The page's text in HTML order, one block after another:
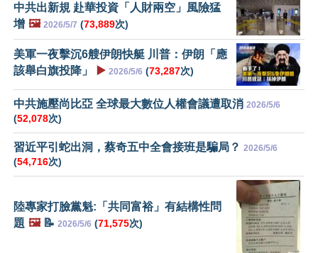
中共出新規 赴華投資「人財兩空」風險猛
增 🖼️ 2026/5/7 (73,889次)
美軍一夜擊沉6艘伊朗快艇 川普：伊朗「應
該舉白旗投降」
▶️ 2026/5/6 (73,287次)
中共施壓尚比亞 全球最大數位人權會議遭取消 2026/5/6
(52,078次)
習近平引蛇出洞，蔡奇五中全會接班是騙局？ 2026/5/6
(54,716次)
陸專家打臉黨魁:「共同富裕」有結構性問
題 🖼️📝 2026/5/6 (71,575次)